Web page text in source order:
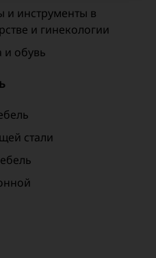
и инструменты в
и гинекологии
обувь
стали